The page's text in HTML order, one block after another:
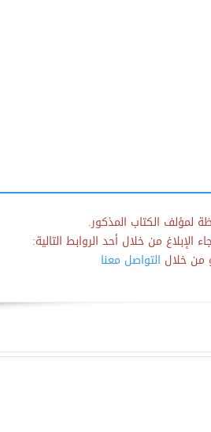
لمؤلف الكتاب المذكور.
من خلال أحد الروابط التالية:
من خلال التواصل معنا